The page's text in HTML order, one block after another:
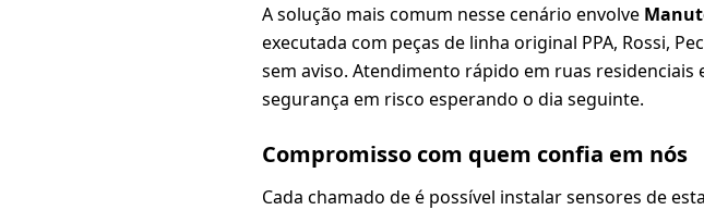
A solução mais comum nesse cenário envolve
executada com peças de linha original PPA, Rossi,
sem aviso. Atendimento rápido em ruas residenciais
segurança em risco esperando o dia seguinte.
Compromisso com quem confia em nós
Cada chamado de é possível instalar sensores de